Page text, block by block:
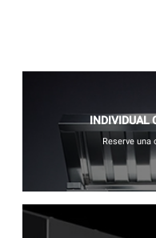
INDIVIDUAL
Reserve una